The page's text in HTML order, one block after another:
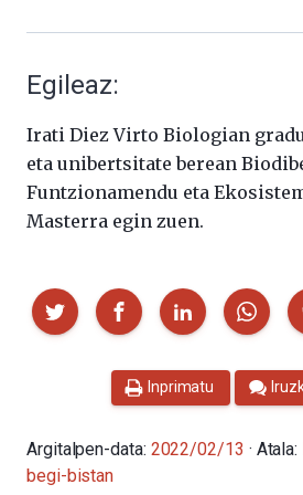
Egileaz:
Irati Diez Virto Biologian
eta unibertsitate berean
Funtzionamendu eta
Masterra egin zuen.
Partekatu
Inprimatu
Argitalpen-data: 2022/02/13 · Atala:
begi-bistan